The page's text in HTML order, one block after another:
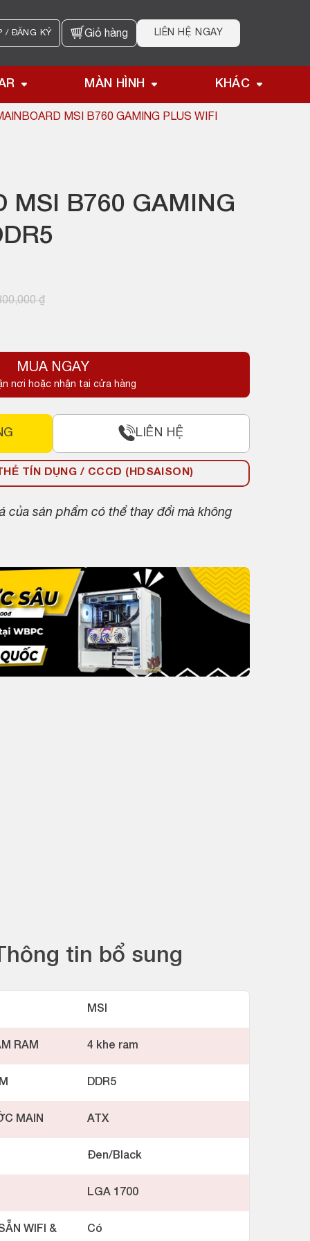
/ ĐĂNG KÝ Giỏ hàng LIÊN HỆ NGAY
MÀN HÌNH KHÁC
MSI B760 GAMING PLUS WIFI
MSI B760 GAMING
₫
MUA NGAY
nơi hoặc nhận tại cửa hàng
LIÊN HỆ
TÍN DỤNG / CCCD (HDSAISON)
của sản phẩm có thể thay đổi mà không
tin bổ sung
MSI
RAM 4 khe ram
DDR5
MAIN ATX
Đen/Black
LGA 1700
WIFI & Có